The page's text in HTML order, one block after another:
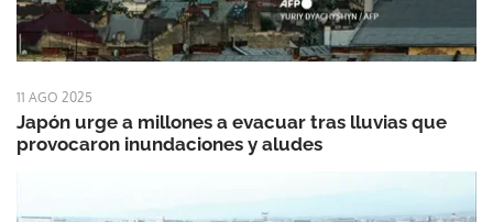
11 AGO 2025
Japón urge a millones a evacuar tras lluvias que
provocaron inundaciones y aludes